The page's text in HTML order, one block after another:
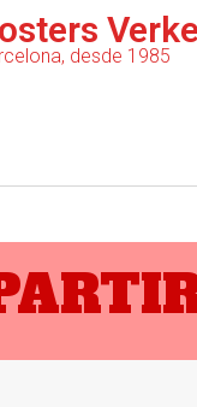
desde 1985